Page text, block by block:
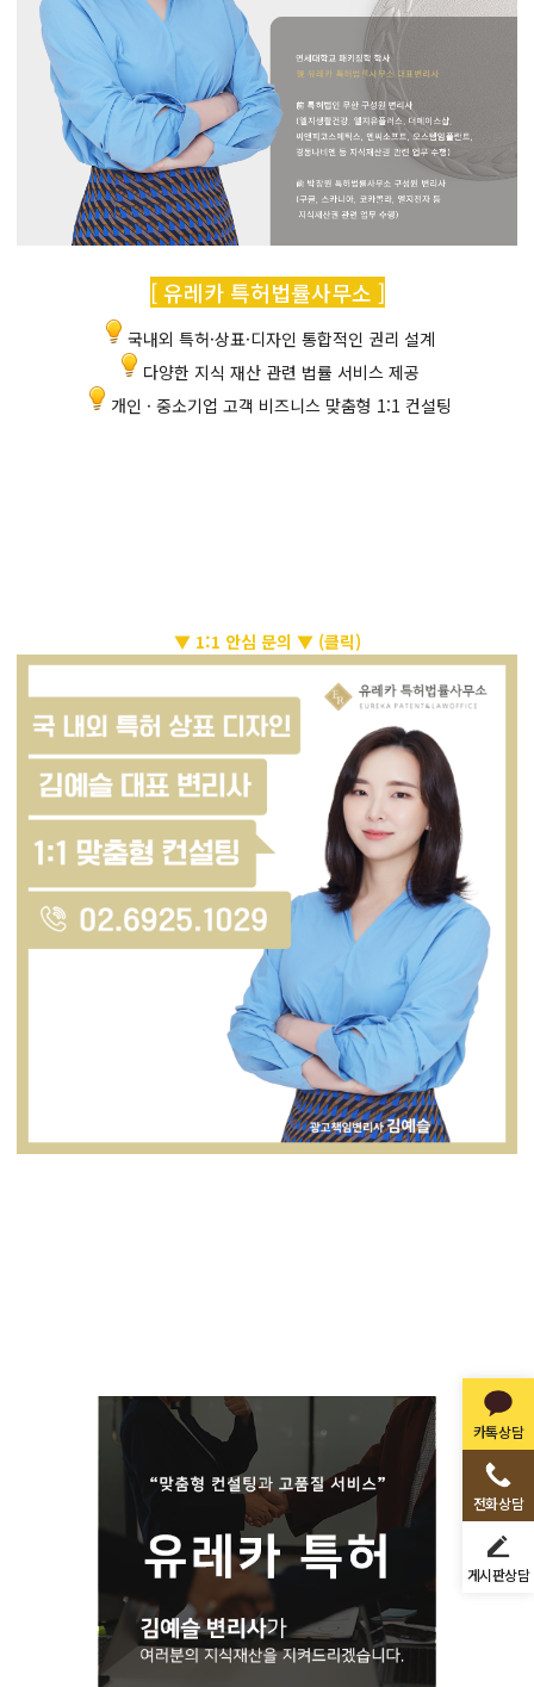
카톡상담
전화상담
게시판상담
[ 유레카 특허법률사무소 ]
국내외 특허·상표·디자인 통합적인 권리 설계
다양한 지식 재산 관련 법률 서비스 제공
개인 · 중소기업 고객 비즈니스 맞춤형 1:1 컨설팅
▼ 1:1 안심 문의 ▼ (클릭)